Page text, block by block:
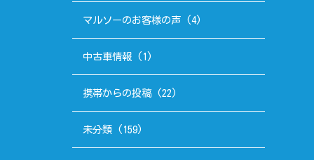
マルソーのお客様の声(4)
中古車情報(1)
携帯からの投稿(22)
未分類 (159)